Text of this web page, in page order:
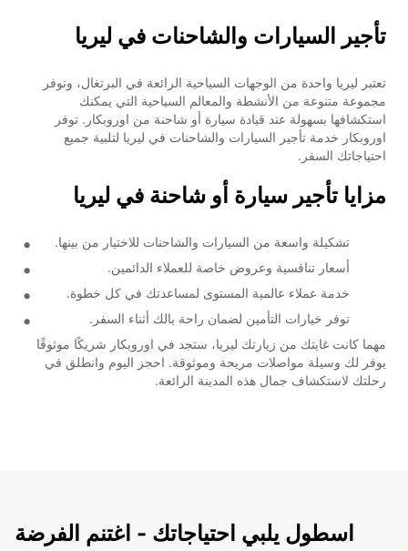
تأجير السيارات والشاحنات في ليريا
تعتبر ليريا واحدة من الوجهات السياحية الرائعة في البرتغال، وتوفر
مجموعة متنوعة من الأنشطة والمعالم السياحية التي يمكنك
استكشافها بسهولة عند قيادة سيارة أو شاحنة من اوروبكار. توفر
اوروبكار خدمة تأجير السيارات والشاحنات في ليريا لتلبية جميع
احتياجاتك السفر.
مزايا تأجير سيارة أو شاحنة في ليريا
تشكيلة واسعة من السيارات والشاحنات للاختيار من بينها.
أسعار تنافسية وعروض خاصة للعملاء الدائمين.
خدمة عملاء عالمية المستوى لمساعدتك في كل خطوة.
توفر خيارات التأمين لضمان راحة بالك أثناء السفر.
مهما كانت غايتك من زيارتك ليريا، ستجد في اوروبكار شريكًا موثوقًا
يوفر لك وسيلة مواصلات مريحة وموثوقة. احجز اليوم وانطلق في
رحلتك لاستكشاف جمال هذه المدينة الرائعة.
اسطول يلبي احتياجاتك - اغتنم الفرضة